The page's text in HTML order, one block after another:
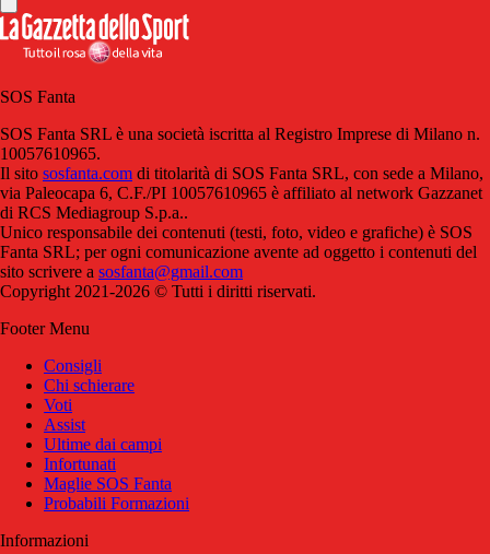
SOS Fanta
SOS Fanta SRL è una società iscritta al Registro Imprese di Milano n.
10057610965.
Il sito sosfanta.com di titolarità di SOS Fanta SRL, con sede a Milano,
via Paleocapa 6, C.F./PI 10057610965 è affiliato al network Gazzanet
di RCS Mediagroup S.p.a..
Unico responsabile dei contenuti (testi, foto, video e grafiche) è SOS
Fanta SRL; per ogni comunicazione avente ad oggetto i contenuti del
sito scrivere a sosfanta@gmail.com
Copyright 2021-2026 © Tutti i diritti riservati.
Footer Menu
Consigli
Chi schierare
Voti
Assist
Ultime dai campi
Infortunati
Maglie SOS Fanta
Probabili Formazioni
Informazioni